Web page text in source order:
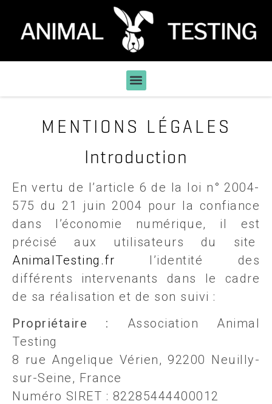
MENTIONS LÉGALES
Introduction
En vertu de l’article 6 de la loi n° 2004-
575 du 21 juin 2004 pour la confiance
dans l’économie numérique, il est
précisé aux utilisateurs du site
AnimalTesting.fr l’identité des
différents intervenants dans le cadre
de sa réalisation et de son suivi :
Propriétaire :
Association Animal
Testing
8 rue Angelique Vérien, 92200 Neuilly-
sur-Seine, France
Numéro SIRET : 82285444400012